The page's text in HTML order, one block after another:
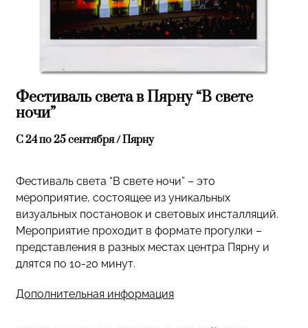
Фестиваль света в Пярну “В свете
ночи”
С 24 по 25 сентября / Пярну
Фестиваль света “В свете ночи” – это
мероприятие, состоящее из уникальных
визуальных постановок и световых инсталляций.
Мероприятие проходит в формате прогулки –
представления в разных местах центра Пярну и
длятся по 10-20 минут.
Дополнительная информация